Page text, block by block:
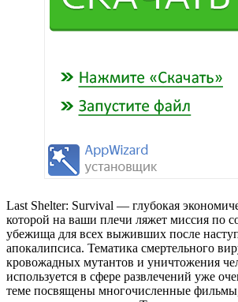
Last Shelter: Survival — глубокая
которой на ваши плечи ляжет миссия по
убежища для всех выживших после
апокалипсиса. Тематика смертельного
кровожадных мутантов и уничтожения
используется в сфере развлечений уже
теме посвящены многочисленные